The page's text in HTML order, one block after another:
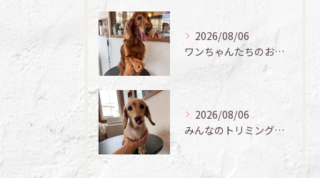
2026/08/06
ワンちゃんたちのお手入れ日記🐶✨
2026/08/06
みんなのトリミング日記🌟